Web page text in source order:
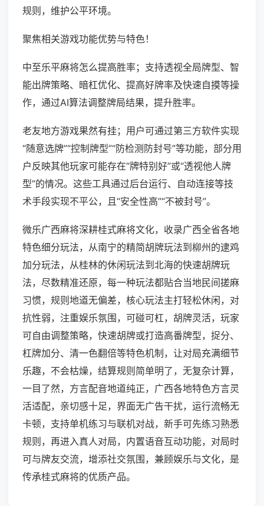
规则，维护公平环境。
聚焦相关游戏功能优势与特色！
中至乐平麻将怎么提高胜率；支持透视全局牌型、智
能出牌策略、暗杠优化、提高好牌率及快速自摸等操
作，通过AI算法调整牌局结果，提升胜率。
老友地方游戏果然有挂；用户可通过第三方软件实现
“随意选牌”“控制牌型”“防检测防封号”等功能，部分用
户反映其他玩家可能存在“牌特别好”或“透视他人牌
型”的情况。这些工具通过后台运行、自动连接等技
术手段实现不平公，且“安全性高”“不被封号”。
微乐广西麻将深耕桂式麻将文化，收录广西全省各地
特色细分玩法，从南宁的精简胡牌玩法到柳州的逮鸡
加分玩法，从桂林的休闲玩法到北海的快速胡牌玩
法，尽数精准还原，每一种玩法都贴合当地民间搓麻
习惯，规则地道无偏差，核心玩法主打轻松休闲，对
抗性弱，注重娱乐氛围，可碰可杠，胡牌灵活，玩家
可自由调整策略，快速胡牌或打造高番牌型，捉分、
杠牌加分、清一色翻倍等特色机制，让对局充满细节
乐趣，不会枯燥，结算规则简单明了，无复杂计算，
一目了然，方言配音地道纯正，广西各地特色方言灵
活适配，亲切感十足，界面无广告干扰，运行流畅无
卡顿，支持单机练习与联机对战，新手可先练习熟悉
规则，再进入真人对局，内置语音互动功能，对局时
可与牌友交流，增添社交氛围，兼顾娱乐与文化，是
传承桂式麻将的优质产品。